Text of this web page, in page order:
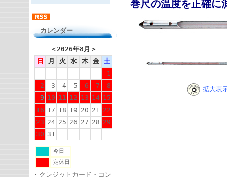
カレンダー
＜2026年8月 ＞
日
月 火 水 木 金
土
1
2
3 4 5 6 7
8
9 10 11 12 13 14 15
16 17 18 19 20 21 22
23 24 25 26 27 28 29
30 31
今日
定休日
・クレジットカード・コン
巻尺の温度を正確
拡大表